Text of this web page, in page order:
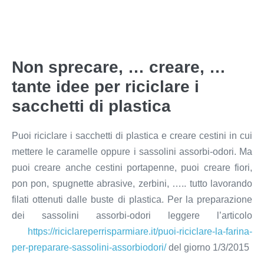
Non sprecare, … creare, …
tante idee per riciclare i
sacchetti di plastica
Puoi riciclare i sacchetti di plastica e creare cestini in cui
mettere le caramelle oppure i sassolini assorbi-odori. Ma
puoi creare anche cestini portapenne, puoi creare fiori,
pon pon, spugnette abrasive, zerbini, ….. tutto lavorando
filati ottenuti dalle buste di plastica. Per la preparazione
dei sassolini assorbi-odori leggere l’articolo
https://riciclareperrisparmiare.it/puoi-riciclare-la-farina-
per-preparare-sassolini-assorbiodori/del giorno 1/3/2015